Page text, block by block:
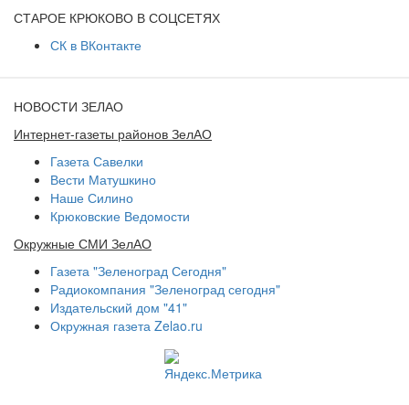
СТАРОЕ КРЮКОВО В СОЦСЕТЯХ
СК в ВКонтакте
НОВОСТИ ЗЕЛАО
Интернет-газеты районов ЗелАО
Газета Савелки
Вести Матушкино
Наше Силино
Крюковские Ведомости
Окружные СМИ ЗелАО
Газета "Зеленоград Сегодня"
Радиокомпания "Зеленоград сегодня"
Издательский дом "41"
Окружная газета Zelao.ru